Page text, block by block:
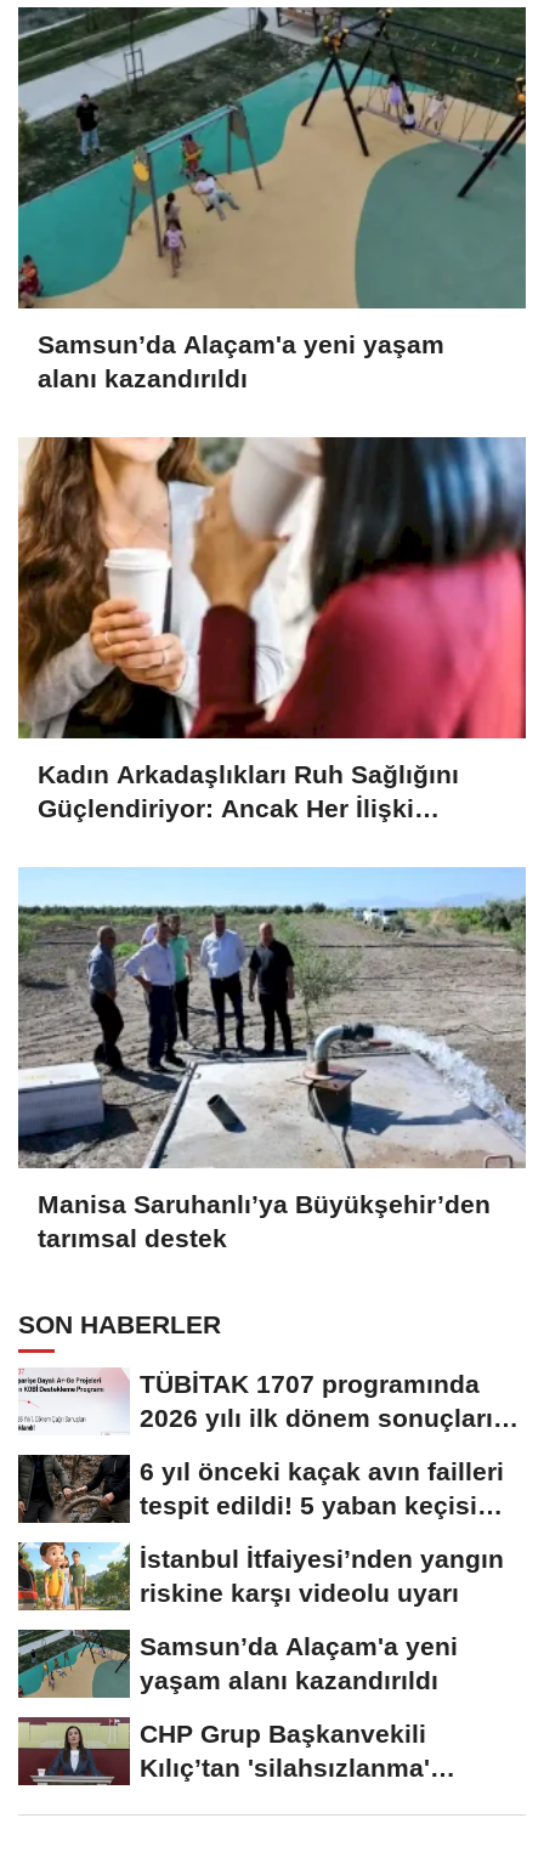
Samsun’da Alaçam'a yeni yaşam
alanı kazandırıldı
Kadın Arkadaşlıkları Ruh Sağlığını
Güçlendiriyor: Ancak Her İlişki
Manisa Saruhanlı’ya Büyükşehir’den
tarımsal destek
SON HABERLER
TÜBİTAK 1707 programında
2026 yılı ilk dönem sonuçları
6 yıl önceki kaçak avın failleri
tespit edildi! 5 yaban keçisi
için...
İstanbul İtfaiyesi’nden yangın
riskine karşı videolu uyarı
Samsun’da Alaçam'a yeni
yaşam alanı kazandırıldı
CHP Grup Başkanvekili
Kılıç’tan 'silahsızlanma'